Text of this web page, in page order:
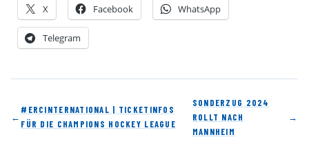
X Facebook WhatsApp
Telegram
←
#ERCINTERNATIONAL | TICKETINFOS
FÜR DIE CHAMPIONS HOCKEY LEAGUE
SONDERZUG 2024
ROLLT NACH
MANNHEIM
→